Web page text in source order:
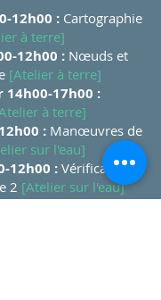
12h00 : Cartographie
à terre]
12h00 : Nœuds et
[Atelier à terre]
17h00 :
à terre]
: Manœuvres de
sur l'eau]
12h00 :Vérification
2​ [Atelier sur l'eau]